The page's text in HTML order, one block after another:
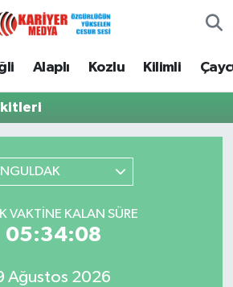
Alaplı Kozlu Kilimli
VAKTINE KALAN SÜRE
05:34:08
Ağustos 2026
Eczaneler
Durumu
Yoğunluk Haritası
ve Fikstür